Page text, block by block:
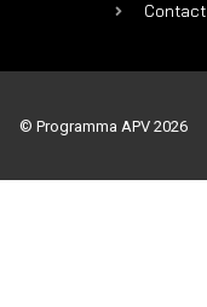
Contact
© Programma APV 2026